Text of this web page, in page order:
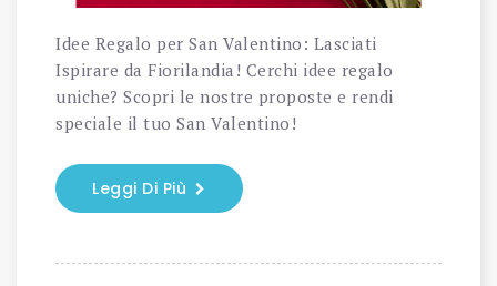
Idee Regalo per San Valentino: Lasciati
Ispirare da Fiorilandia! Cerchi idee regalo
uniche? Scopri le nostre proposte e rendi
speciale il tuo San Valentino!
Leggi Di Più